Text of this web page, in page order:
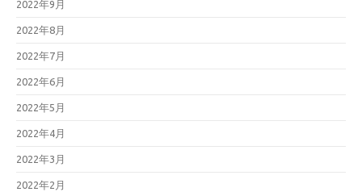
2022年9月
2022年8月
2022年7月
2022年6月
2022年5月
2022年4月
2022年3月
2022年2月